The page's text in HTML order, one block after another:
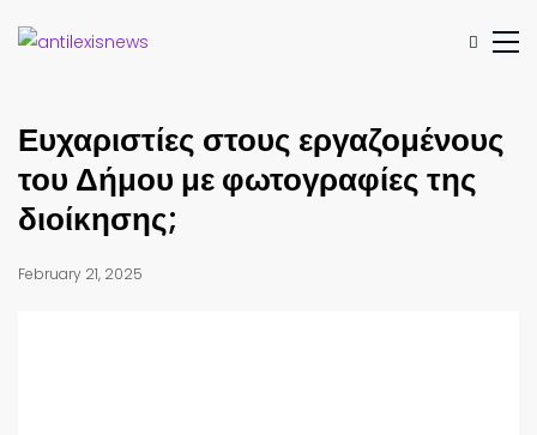
Ευχαριστίες στους εργαζομένους
του Δήμου με φωτογραφίες της
διοίκησης;
February 21, 2025